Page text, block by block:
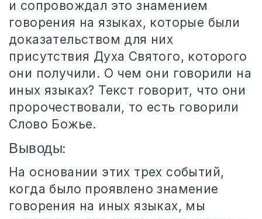
и сопровождал это знамением
говорения на языках, которые были
доказательством для них
присутствия Духа Святого, которого
они получили. О чем они говорили на
иных языках? Текст говорит, что они
пророчествовали, то есть говорили
Слово Божье.
Выводы:
На основании этих трех событий,
когда было проявлено знамение
говорения на иных языках, мы